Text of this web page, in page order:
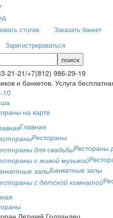
столик
Заказать банкет
Зарегистрироваться
поиск
21-21/+7(812) 986-29-19
и банкетов. Услуга
10
на карте
Главная
Рестораны
Рестораны
Банкетные залы
Летучий Голландец